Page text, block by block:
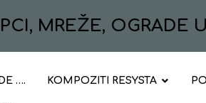
MREŽE, OGRADE
…. KOMPOZITI RESYSTA